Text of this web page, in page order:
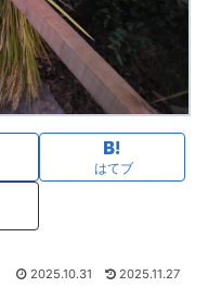
はてブ
2025.10.31 2025.11.27